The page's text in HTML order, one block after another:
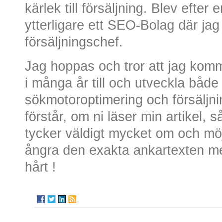
kärlek till försäljning. Blev efter
ytterligare ett SEO-Bolag där
försäljningschef.
Jag hoppas och tror att jag
i många år till och utveckla
sökmotoroptimering och
förstår, om ni läser min artikel,
tycker väldigt mycket om och
ångra den exakta ankartexten
hårt !